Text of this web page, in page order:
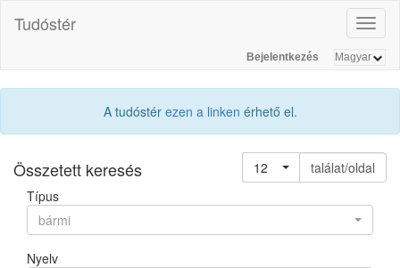
Tudóstér
Bejelentkezés
A tudóstér ezen a linken érhető el.
Összetett keresés 12
találat/oldal
Típus
bármi
Nyelv